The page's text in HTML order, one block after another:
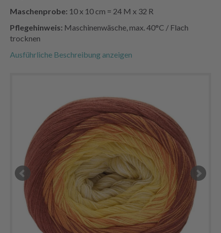
Maschenprobe: 10 x 10 cm = 24 M x 32 R
Pflegehinweis: Maschinenwäsche, max. 40°C / Flach
trocknen
Ausführliche Beschreibung anzeigen